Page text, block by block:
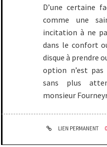
D’une certaine
comme une
incitation à ne
dans le confort
disque à prendre
option n’est
sans plus
monsieur
LIEN PERMANENT 0